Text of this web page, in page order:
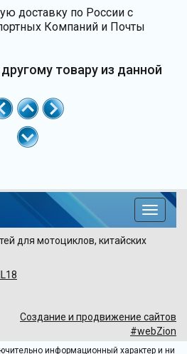
доставку по России с
Компаний и Почты
товару из данной
по
для мотоциклов, китайских
Создание и продвижение сайтов
#webZion
информационный характер и ни